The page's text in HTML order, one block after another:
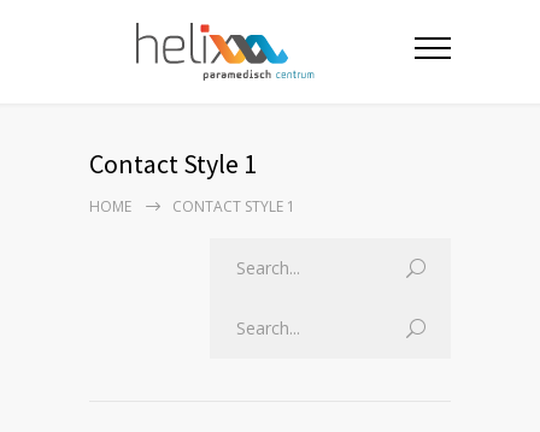
Contact Style 1
HOME CONTACT STYLE 1